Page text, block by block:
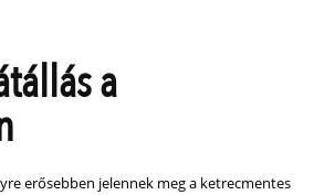
a
erősebben jelennek meg a ketrecmentes